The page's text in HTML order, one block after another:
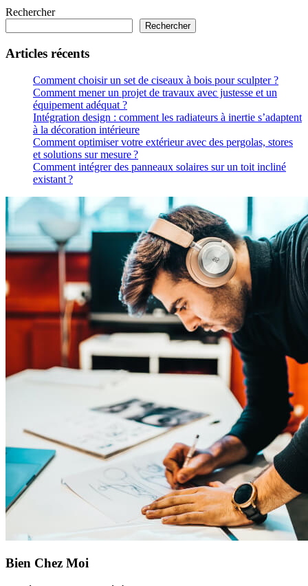
Rechercher
Rechercher
Articles récents
Comment choisir un set de ciseaux à bois pour sculpter ?
Comment mener un projet de travaux avec justesse et un
équipement adéquat ?
Intégration design : comment les radiateurs à inertie s’adaptent
à la décoration intérieure
Comment optimiser votre extérieur avec des pergolas, stores
et solutions sur mesure ?
Comment intégrer des panneaux solaires sur un toit incliné
existant ?
Bien Chez Moi